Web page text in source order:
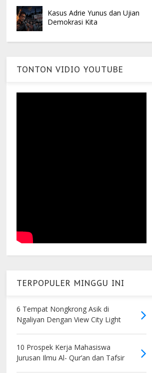
Kasus Adrie Yunus dan Ujian
Demokrasi Kita
TONTON VIDIO YOUTUBE
TERPOPULER MINGGU INI
6 Tempat Nongkrong Asik di
Ngaliyan Dengan View City Light
10 Prospek Kerja Mahasiswa
Jurusan Ilmu Al- Qur’an dan Tafsir